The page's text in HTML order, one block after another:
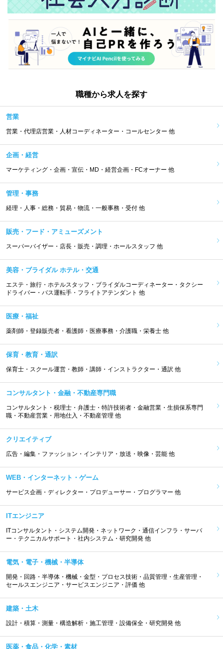
職種から求人を探す
営業
営業・代理店営業・人材コーディネーター・コールセンター 他
企画・経営
マーケティング・企画・宣伝・MD・経営企画・FCオーナー 他
管理・事務
経理・人事・総務・貿易・物流・一般事務・受付 他
販売・フード・アミューズメント
スーパーバイザー・店長・販売・調理・ホールスタッフ 他
美容・ブライダル ホテル・交通
エステ・旅行・ホテルスタッフ・ブライダルコーディネーター・タクシー
ドライバー・バス運転手・フライトアテンダント 他
医療・福祉
薬剤師・登録販売者・看護師・医療事務・介護職・栄養士 他
保育・教育・通訳
保育士・スクール運営・教師・講師・インストラクター・通訳 他
コンサルタント・金融・不動産専門職
コンサルタント・税理士・弁護士・特許技術者・金融営業・生損保系専門
職・不動産営業・用地仕入・不動産管理 他
クリエイティブ
広告・編集・ファッション・インテリア・放送・映像・芸能 他
WEB・インターネット・ゲーム
サービス企画・ディレクター・プロデューサー・プログラマー 他
ITエンジニア
ITコンサルタント・システム開発・ネットワーク・通信インフラ・サーバ
ー・テクニカルサポート・社内システム・研究開発 他
電気・電子・機械・半導体
開発・回路・半導体・機械・金型・プロセス技術・品質管理・生産管理・
セールスエンジニア・サービスエンジニア・評価 他
建築・土木
設計・積算・測量・構造解析・施工管理・設備保全・研究開発 他
医薬・食品・化学・素材